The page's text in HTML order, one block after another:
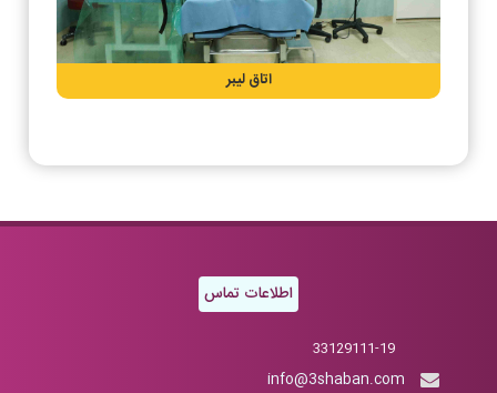
اتاق لیبر
اطلاعات تماس
33129111-19
info@3shaban.com